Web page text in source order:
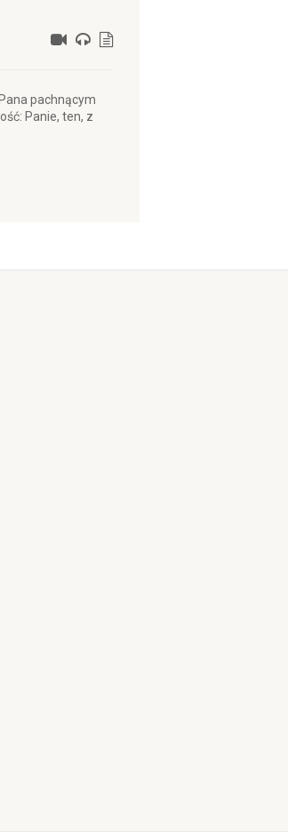
pachnącym
Panie, ten, z